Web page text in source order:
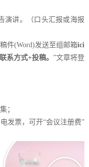
演讲。（口头汇报或海报
件(Word)发送至组邮箱ici
系方式+投稿。”文章将登
；
发票，可开“会议注册费”